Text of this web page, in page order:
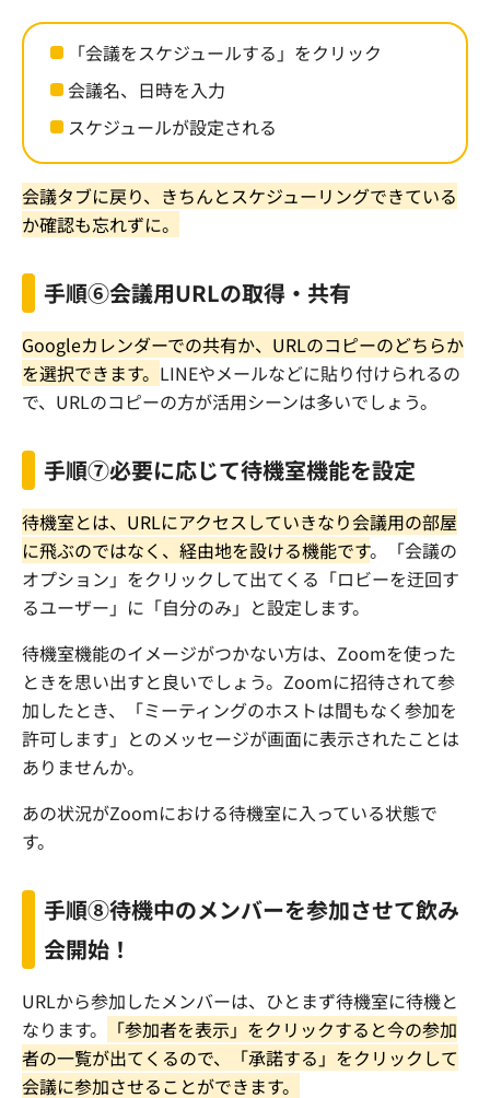
「会議をスケジュールする」をクリック
会議名、日時を入力
スケジュールが設定される
会議タブに戻り、きちんとスケジューリングできている
か確認も忘れずに。
手順⑥会議用URLの取得・共有
Googleカレンダーでの共有か、 URLのコピーのどちらか
を選択できます。 LINEやメールなどに貼り付けられるの
で、 URLのコピーの方が活用シーンは多いでしょう。
手順⑦必要に応じて待機室機能を設定
待機室とは、 URLにアクセスしていきなり会議用の部屋
に飛ぶのではなく、経由地を設ける機能です。「会議の
オプション」をクリックして出てくる「ロビーを迂回す
るユーザー」に「自分のみ」と設定します。
待機室機能のイメージがつかない方は、 Zoomを使った
ときを思い出すと良いでしょう。 Zoomに招待されて参
加したとき、「ミーティングのホストは間もなく参加を
許可します」とのメッセージが画面に表示されたことは
ありませんか。
あの状況がZoomにおける待機室に入っている状態で
す。
手順⑧待機中のメンバーを参加させて飲み
会開始！
URLから参加したメンバーは、ひとまず待機室に待機と
なります。
「参加者を表示」をクリックすると今の参加
者の一覧が出てくるので、「承諾する」をクリックして
会議に参加させることができます。